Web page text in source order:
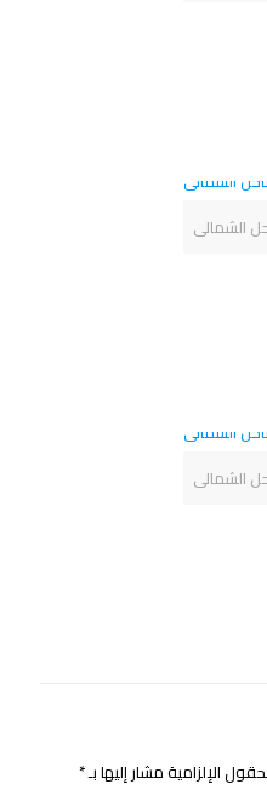
الشمالى
الشمالى
الإلزامية مشار إليها بـ*